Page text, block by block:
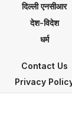
दिल्ली एनसीआर
देश-विदेश
धर्म
Contact Us
Privacy